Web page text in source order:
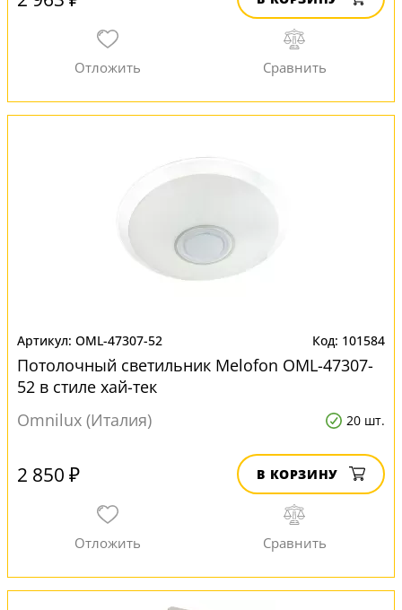
OML-47307-52 101584
Потолочный светильник Melofon OML-47307-
52 в стиле хай-тек
Omnilux (Италия)
20 шт.
2 850 ₽ В КОРЗИНУ